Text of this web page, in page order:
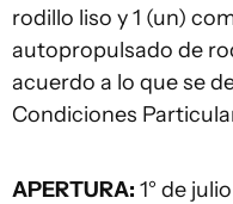
rodillo liso y 1 (un)
autopropulsado de
acuerdo a lo que se
Condiciones
APERTURA: 1° de